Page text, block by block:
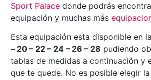
Sport Palace donde podrás
equipación y muchas más
Esta equipación esta disponible en
– 20 – 22 – 24 – 26 – 28 pudiendo
tablas de medidas a continuación y
que te quede. No es posible elegir